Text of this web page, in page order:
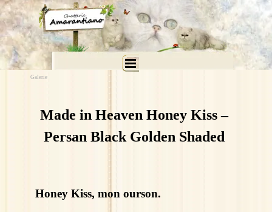
Aller au contenu
Sauter le menu
Galerie
Made in Heaven Honey Kiss –
Persan Black Golden Shaded
Honey Kiss, mon ourson.